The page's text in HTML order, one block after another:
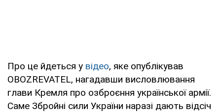
Про це йдеться у відео, яке опублікував
OBOZREVATEL, нагадавши висловлювання
глави Кремля про озброєння української армії.
Саме Збройні сили України наразі дають відсіч